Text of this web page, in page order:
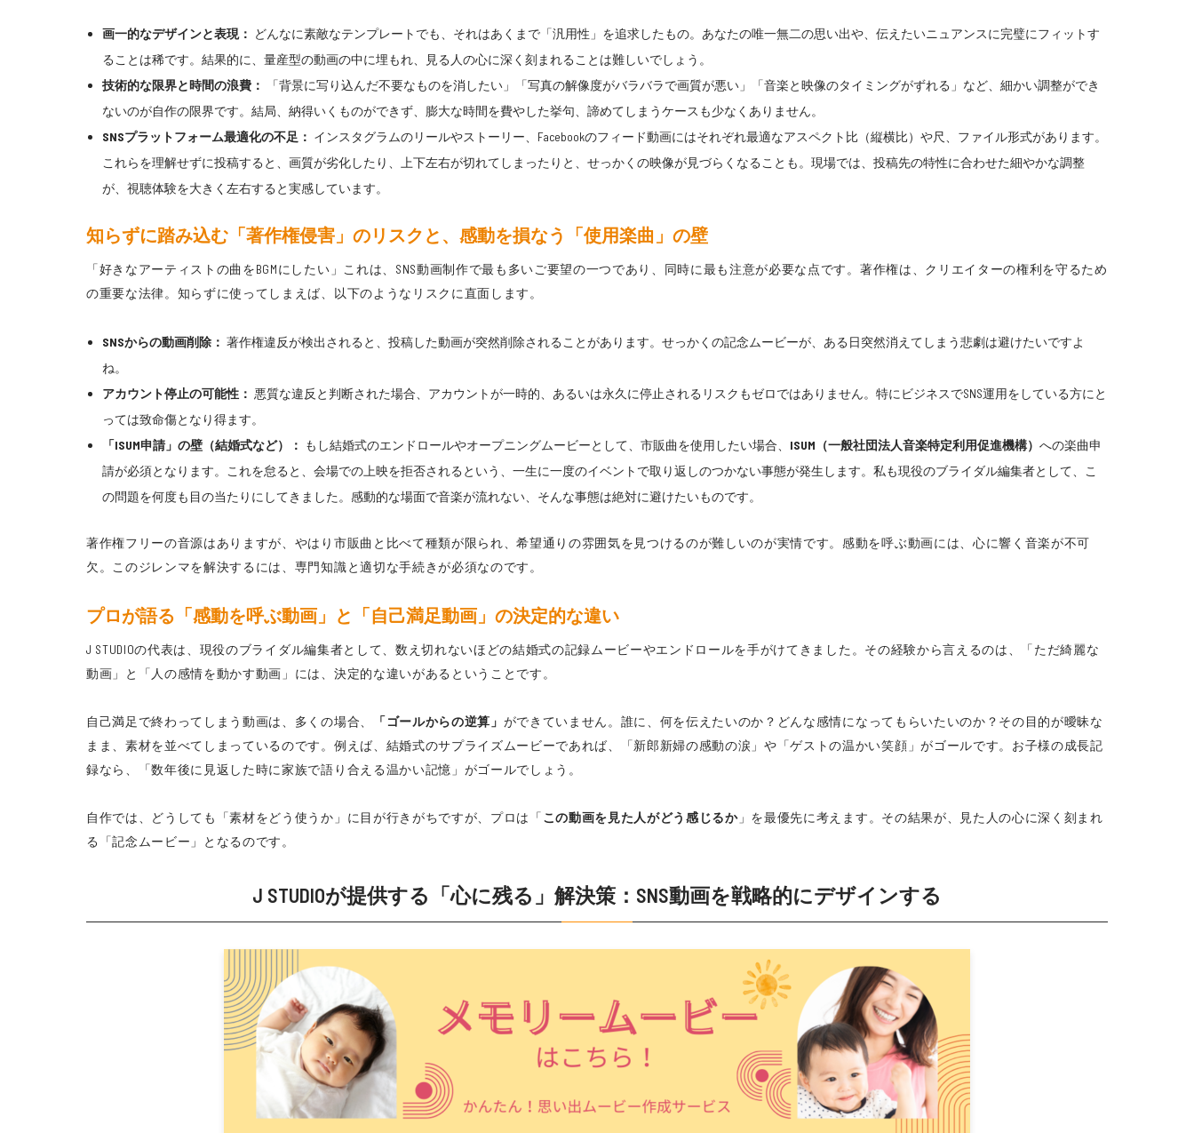
画一的なデザインと表現： どんなに素敵なテンプレートでも、それはあくまで「汎用性」を追求したもの。あなたの唯一無二の思い出や、伝えたいニュアンスに完璧にフィットす
ることは稀です。結果的に、量産型の動画の中に埋もれ、見る人の心に深く刻まれることは難しいでしょう。
技術的な限界と時間の浪費：
「背景に写り込んだ不要なものを消したい」「写真の解像度がバラバラで画質が悪い」「音楽と映像のタイミングがずれる」など、細かい調整ができ
ないのが自作の限界です。結局、納得いくものができず、膨大な時間を費やした挙句、諦めてしまうケースも少なくありません。
SNSプラットフォーム最適化の不足： インスタグラムのリールやストーリー、Facebookのフィード動画にはそれぞれ最適なアスペクト比（縦横比）や尺、ファイル形式があります。
これらを理解せずに投稿すると、画質が劣化したり、上下左右が切れてしまったりと、せっかくの映像が見づらくなることも。現場では、投稿先の特性に合わせた細やかな調整
が、視聴体験を大きく左右すると実感しています。
知らずに踏み込む「著作権侵害」のリスクと、感動を損なう「使用楽曲」の壁
「好きなアーティストの曲をBGMにしたい」これは、SNS動画制作で最も多いご要望の一つであり、同時に最も注意が必要な点です。著作権は、クリエイターの権利を守るため
の重要な法律。知らずに使ってしまえば、以下のようなリスクに直面します。
SNSからの動画削除： 著作権違反が検出されると、投稿した動画が突然削除されることがあります。せっかくの記念ムービーが、ある日突然消えてしまう悲劇は避けたいですよ
ね。
アカウント停止の可能性： 悪質な違反と判断された場合、アカウントが一時的、あるいは永久に停止されるリスクもゼロではありません。特にビジネスでSNS運用をしている方にと
っては致命傷となり得ます。
「ISUM申請」の壁（結婚式など）： もし結婚式のエンドロールやオープニングムービーとして、市販曲を使用したい場合、 ISUM（一般社団法人音楽特定利用促進機構） への楽曲申
請が必須となります。これを怠ると、会場での上映を拒否されるという、一生に一度のイベントで取り返しのつかない事態が発生します。私も現役のブライダル編集者として、こ
の問題を何度も目の当たりにしてきました。感動的な場面で音楽が流れない、そんな事態は絶対に避けたいものです。
著作権フリーの音源はありますが、やはり市販曲と比べて種類が限られ、希望通りの雰囲気を見つけるのが難しいのが実情です。感動を呼ぶ動画には、心に響く音楽が不可
欠。このジレンマを解決するには、専門知識と適切な手続きが必須なのです。
プロが語る「感動を呼ぶ動画」と「自己満足動画」の決定的な違い
J STUDIOの代表は、現役のブライダル編集者として、数え切れないほどの結婚式の記録ムービーやエンドロールを手がけてきました。その経験から言えるのは、「ただ綺麗な
動画」と「人の感情を動かす動画」には、決定的な違いがあるということです。
自己満足で終わってしまう動画は、多くの場合、 「ゴールからの逆算」 ができていません。誰に、何を伝えたいのか？どんな感情になってもらいたいのか？その目的が曖昧な
まま、素材を並べてしまっているのです。例えば、結婚式のサプライズムービーであれば、「新郎新婦の感動の涙」や「ゲストの温かい笑顔」がゴールです。お子様の成長記
録なら、「数年後に見返した時に家族で語り合える温かい記憶」がゴールでしょう。
自作では、どうしても「素材をどう使うか」に目が行きがちですが、プロは「この動画を見た人がどう感じるか」を最優先に考えます。その結果が、見た人の心に深く刻まれ
る「記念ムービー」となるのです。
J STUDIOが提供する「心に残る」解決策：SNS動画を戦略的にデザインする